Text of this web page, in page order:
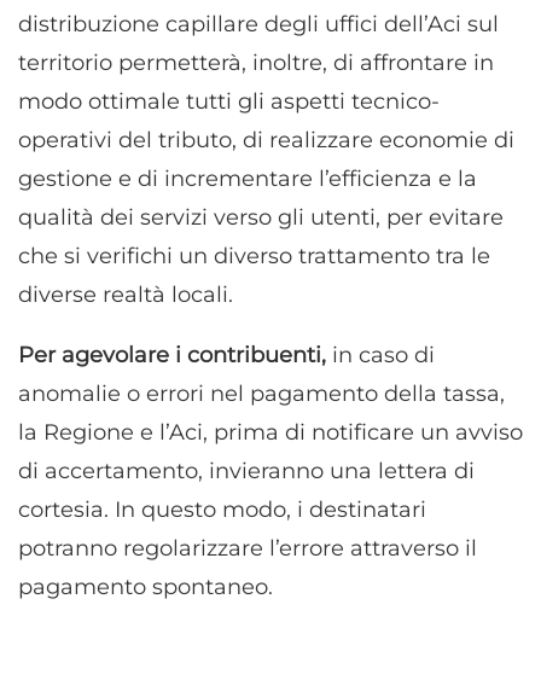
distribuzione capillare degli uffici dell’Aci sul
territorio permetterà, inoltre, di affrontare in
modo ottimale tutti gli aspetti tecnico-
operativi del tributo, di realizzare economie di
gestione e di incrementare l’efficienza e la
qualità dei servizi verso gli utenti, per evitare
che si verifichi un diverso trattamento tra le
diverse realtà locali.
Per agevolare i contribuenti, in caso di
anomalie o errori nel pagamento della tassa,
la Regione e l’Aci, prima di notificare un avviso
di accertamento, invieranno una lettera di
cortesia. In questo modo, i destinatari
potranno regolarizzare l’errore attraverso il
pagamento spontaneo.